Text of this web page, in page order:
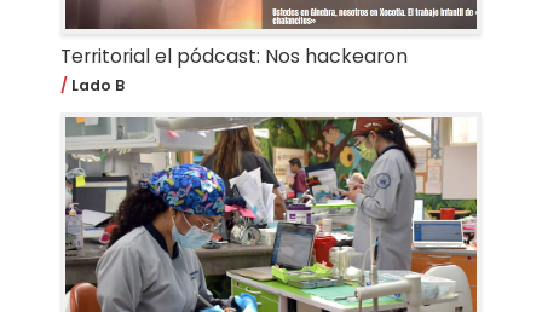
Territorial el pódcast: Nos hackearon
Lado B